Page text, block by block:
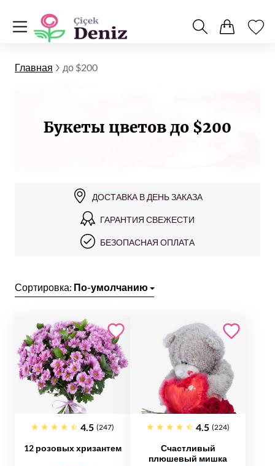
Главная до $200
Букеты цветов до $200
ДОСТАВКА В ДЕНЬ ЗАКАЗА
ГАРАНТИЯ СВЕЖЕСТИ
БЕЗОПАСНАЯ ОПЛАТА
Сортировка: По-умолчанию
4.5 (247)
12 розовых хризантем
4.5 (224)
Счастливый
плюшевый мишка